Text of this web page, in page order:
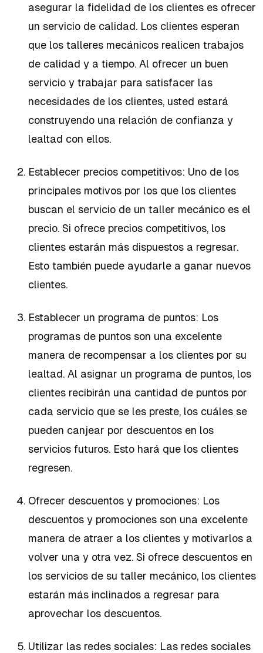
asegurar la fidelidad de los clientes es ofrecer
un servicio de calidad. Los clientes esperan
que los talleres mecánicos realicen trabajos
de calidad y a tiempo. Al ofrecer un buen
servicio y trabajar para satisfacer las
necesidades de los clientes, usted estará
construyendo una relación de confianza y
lealtad con ellos.
Establecer precios competitivos: Uno de los
principales motivos por los que los clientes
buscan el servicio de un taller mecánico es el
precio. Si ofrece precios competitivos, los
clientes estarán más dispuestos a regresar.
Esto también puede ayudarle a ganar nuevos
clientes.
Establecer un programa de puntos: Los
programas de puntos son una excelente
manera de recompensar a los clientes por su
lealtad. Al asignar un programa de puntos, los
clientes recibirán una cantidad de puntos por
cada servicio que se les preste, los cuáles se
pueden canjear por descuentos en los
servicios futuros. Esto hará que los clientes
regresen.
Ofrecer descuentos y promociones: Los
descuentos y promociones son una excelente
manera de atraer a los clientes y motivarlos a
volver una y otra vez. Si ofrece descuentos en
los servicios de su taller mecánico, los clientes
estarán más inclinados a regresar para
aprovechar los descuentos.
Utilizar las redes sociales: Las redes sociales